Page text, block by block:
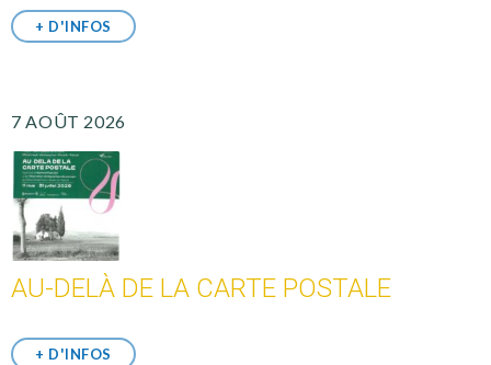
+ D'INFOS
7 AOÛT 2026
AU-DELÀ DE LA CARTE POSTALE
+ D'INFOS